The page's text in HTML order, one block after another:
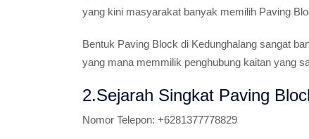
yang kini masyarakat banyak memilih Paving
Bentuk Paving Block di Kedunghalang sangat
yang mana memmilik penghubung kaitan yang
2.Sejarah Singkat Paving
Nomor Telepon: +6281377778829